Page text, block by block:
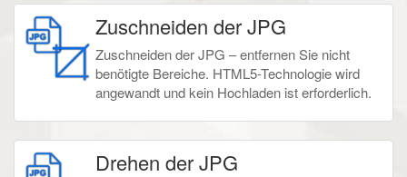
Zuschneiden der JPG
Zuschneiden der JPG – entfernen Sie nicht
benötigte Bereiche. HTML5-Technologie wird
angewandt und kein Hochladen ist erforderlich.
Drehen der JPG